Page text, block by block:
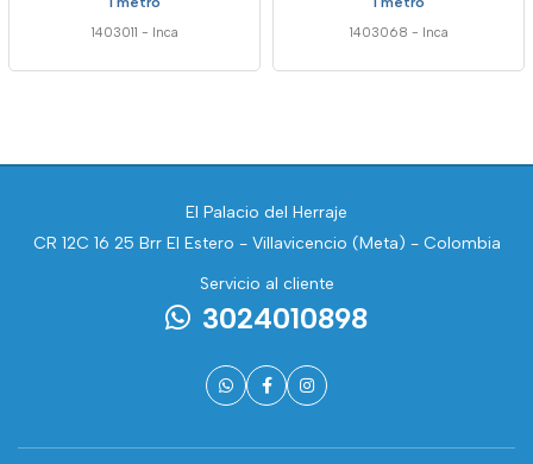
1403011 - Inca 1403068 - Inca
El Palacio del Herraje
CR 12C 16 25 Brr El Estero - Villavicencio (Meta) - Colombia
Servicio al cliente
3024010898